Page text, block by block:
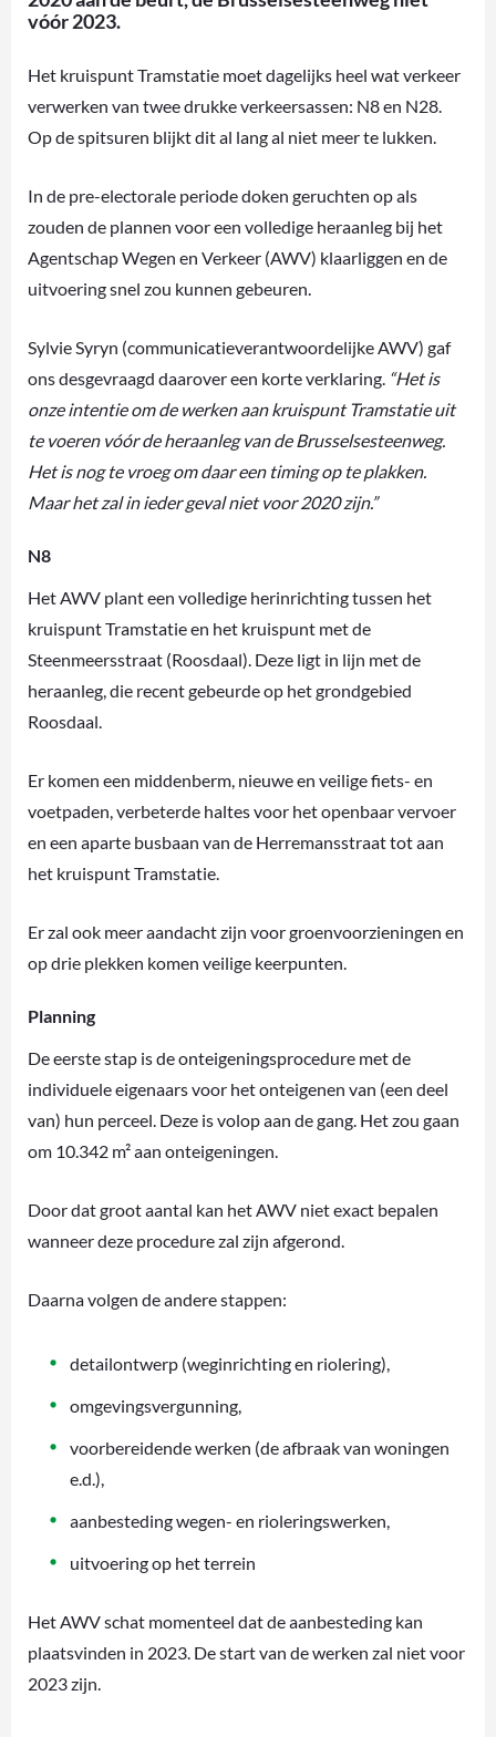
vóór 2023.
Het kruispunt Tramstatie moet dagelijks heel wat verkeer
verwerken van twee drukke verkeersassen: N8 en N28.
Op de spitsuren blijkt dit al lang al niet meer te lukken.
In de pre-electorale periode doken geruchten op als
zouden de plannen voor een volledige heraanleg bij het
Agentschap Wegen en Verkeer (AWV) klaarliggen en de
uitvoering snel zou kunnen gebeuren.
Sylvie Syryn (communicatieverantwoordelijke AWV) gaf
ons desgevraagd daarover een korte verklaring. “Het is
onze intentie om de werken aan kruispunt Tramstatie uit
te voeren vóór de heraanleg van de Brusselsesteenweg.
Het is nog te vroeg om daar een timing op te plakken.
Maar het zal in ieder geval niet voor 2020 zijn.”
N8
Het AWV plant een volledige herinrichting tussen het
kruispunt Tramstatie en het kruispunt met de
Steenmeersstraat (Roosdaal). Deze ligt in lijn met de
heraanleg, die recent gebeurde op het grondgebied
Roosdaal.
Er komen een middenberm, nieuwe en veilige fiets- en
voetpaden, verbeterde haltes voor het openbaar vervoer
en een aparte busbaan van de Herremansstraat tot aan
het kruispunt Tramstatie.
Er zal ook meer aandacht zijn voor groenvoorzieningen en
op drie plekken komen veilige keerpunten.
Planning
De eerste stap is de onteigeningsprocedure met de
individuele eigenaars voor het onteigenen van (een deel
van) hun perceel. Deze is volop aan de gang. Het zou gaan
om 10.342 m² aan onteigeningen.
Door dat groot aantal kan het AWV niet exact bepalen
wanneer deze procedure zal zijn afgerond.
Daarna volgen de andere stappen:
detailontwerp (weginrichting en riolering),
omgevingsvergunning,
voorbereidende werken (de afbraak van woningen
e.d.),
aanbesteding wegen- en rioleringswerken,
uitvoering op het terrein
Het AWV schat momenteel dat de aanbesteding kan
plaatsvinden in 2023. De start van de werken zal niet voor
2023 zijn.